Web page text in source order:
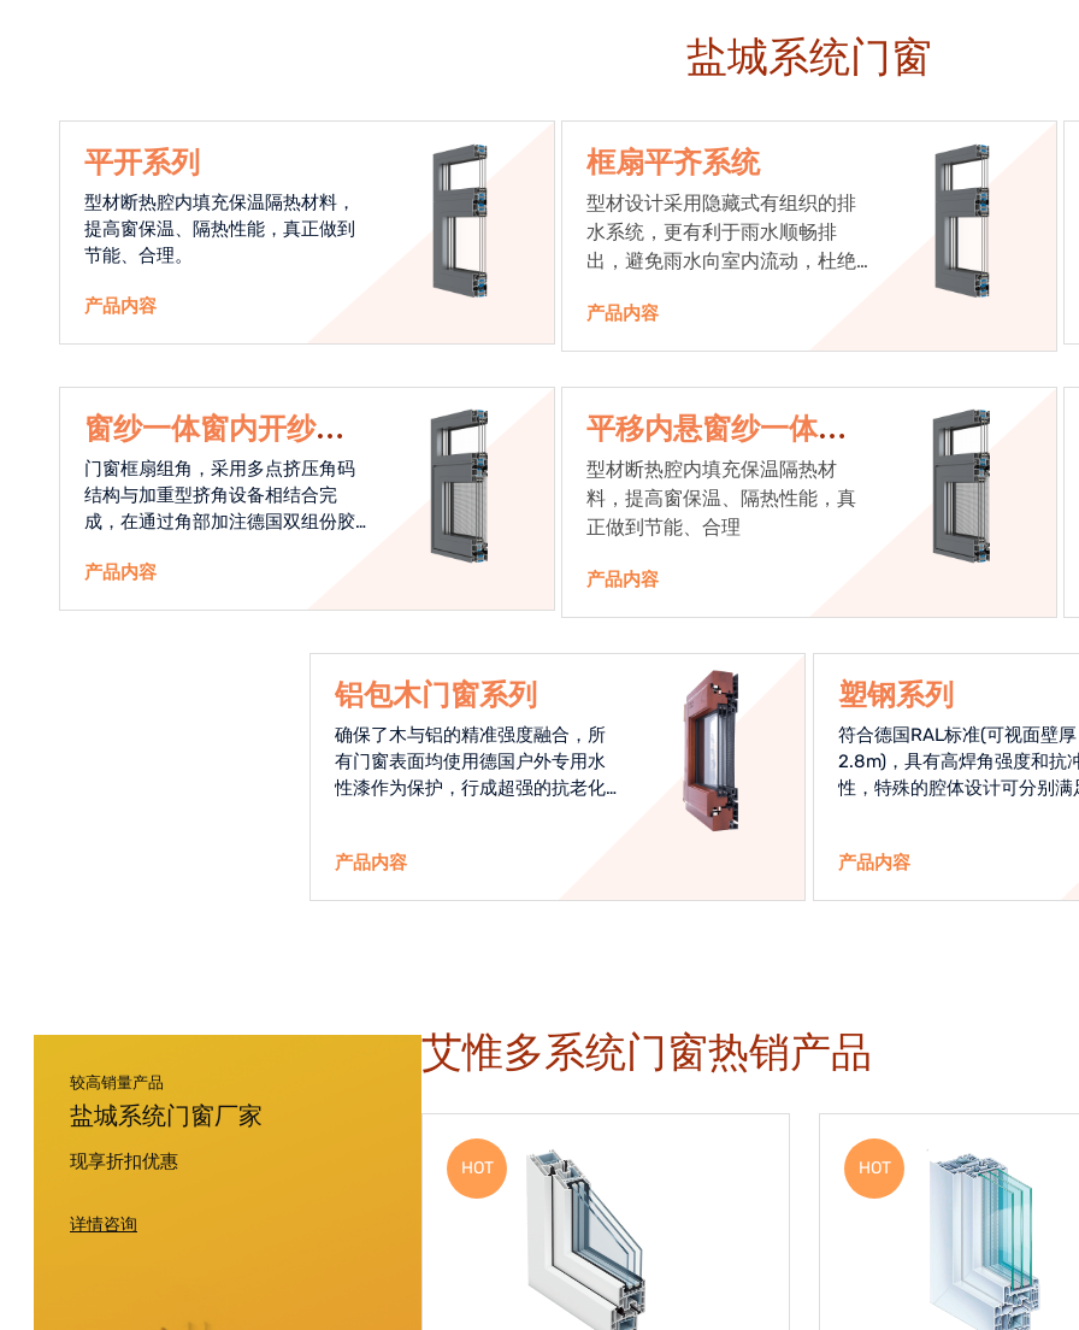
盐城系统门窗
平开系列
型材断热腔内填充保温隔热材料，
提高窗保温、隔热性能，真正做到
节能、合理。
产品内容
框扇平齐系统
型材设计采用隐藏式有组织的排
水系统，更有利于雨水顺畅排
出，避免雨水向室内流动，杜绝
产品内容
窗纱一体窗内开纱外
开系统
门窗框扇组角，采用多点挤压角码
结构与加重型挤角设备相结合完
成，在通过角部加注德国双组份胶
强度，促使窗使用寿命提升5-10
产品内容
平移内悬窗纱一体系
统
型材断热腔内填充保温隔热材
料，提高窗保温、隔热性能，真
正做到节能、合理
产品内容
铝包木门窗系列
确保了木与铝的精准强度融合，所
有门窗表面均使用德国户外专用水
性漆作为保护，行成超强的抗老化
产品内容
塑钢系列
符合德国RAL标准(可视面壁厚
2.8m)，具有高焊角强度和抗
性，特殊的腔体设计可分别满
产品内容
较高销量产品
盐城系统门窗厂家
现享折扣优惠
详情咨询
艾惟多系统门窗热销产品
HOT HOT HOT